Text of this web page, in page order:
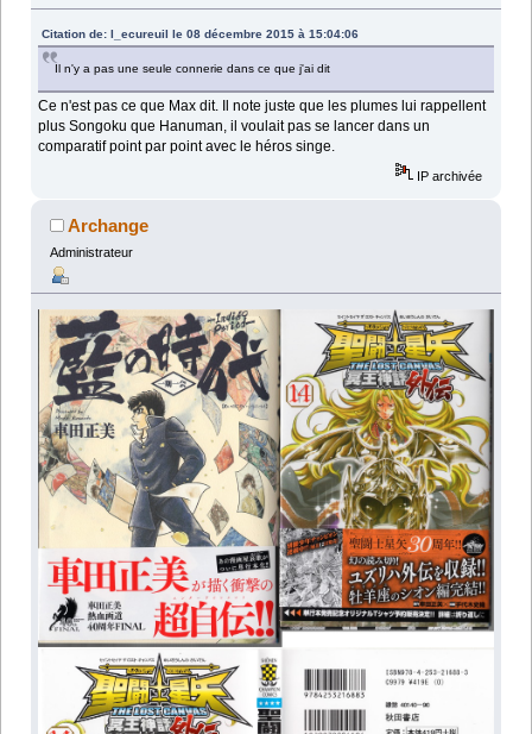
Citation de: l_ecureuil le 08 décembre 2015 à 15:04:06
Il n'y a pas une seule connerie dans ce que j'ai dit
Ce n'est pas ce que Max dit. Il note juste que les plumes lui rappellent
plus Songoku que Hanuman, il voulait pas se lancer dans un
comparatif point par point avec le héros singe.
IP archivée
Archange
Administrateur